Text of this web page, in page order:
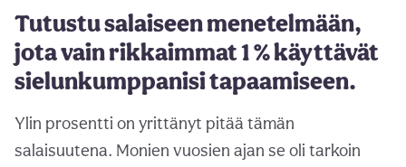
Tutustu salaiseen menetelmään,
jota vain rikkaimmat 1 % käyttävät
sielunkumppanisi tapaamiseen.
Ylin prosentti on yrittänyt pitää tämän
salaisuutena. Monien vuosien ajan se oli tarkoin